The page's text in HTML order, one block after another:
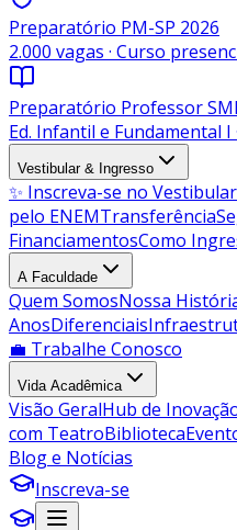
Preparatório PM-SP 2026
2.000 vagas · Curso
Preparatório Professor
Ed. Infantil e Fundamental I
Vestibular & Ingresso
✨ Inscreva-se no Vestibular
pelo ENEMTransferência
FinanciamentosComo
A Faculdade
Quem SomosNossa
AnosDiferenciais
💼 Trabalhe Conosco
Vida Acadêmica
Visão GeralHub de
com TeatroBiblioteca
Blog e Notícias
Inscreva-se